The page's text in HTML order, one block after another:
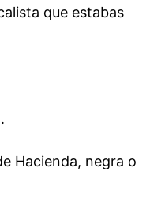
que estabas
Hacienda, negra o